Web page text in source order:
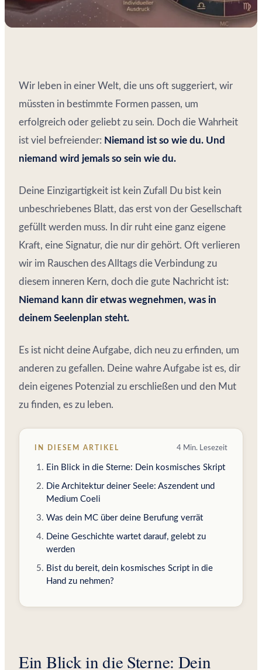
Wir leben in einer Welt, die uns oft suggeriert, wir
müssten in bestimmte Formen passen, um
erfolgreich oder geliebt zu sein. Doch die Wahrheit
ist viel befreiender: Niemand ist so wie du. Und
niemand wird jemals so sein wie du.
Deine Einzigartigkeit ist kein Zufall Du bist kein
unbeschriebenes Blatt, das erst von der Gesellschaft
gefüllt werden muss. In dir ruht eine ganz eigene
Kraft, eine Signatur, die nur dir gehört. Oft verlieren
wir im Rauschen des Alltags die Verbindung zu
diesem inneren Kern, doch die gute Nachricht ist:
Niemand kann dir etwas wegnehmen, was in
deinem Seelenplan steht.
Es ist nicht deine Aufgabe, dich neu zu erfinden, um
anderen zu gefallen. Deine wahre Aufgabe ist es, dir
dein eigenes Potenzial zu erschließen und den Mut
zu finden, es zu leben.
IN DIESEM ARTIKEL 4 Min. Lesezeit
Ein Blick in die Sterne: Dein kosmisches Skript
Die Architektur deiner Seele: Aszendent und
Medium Coeli
Was dein MC über deine Berufung verrät
Deine Geschichte wartet darauf, gelebt zu
werden
Bist du bereit, dein kosmisches Script in die
Hand zu nehmen?
Ein Blick in die Sterne: Dein